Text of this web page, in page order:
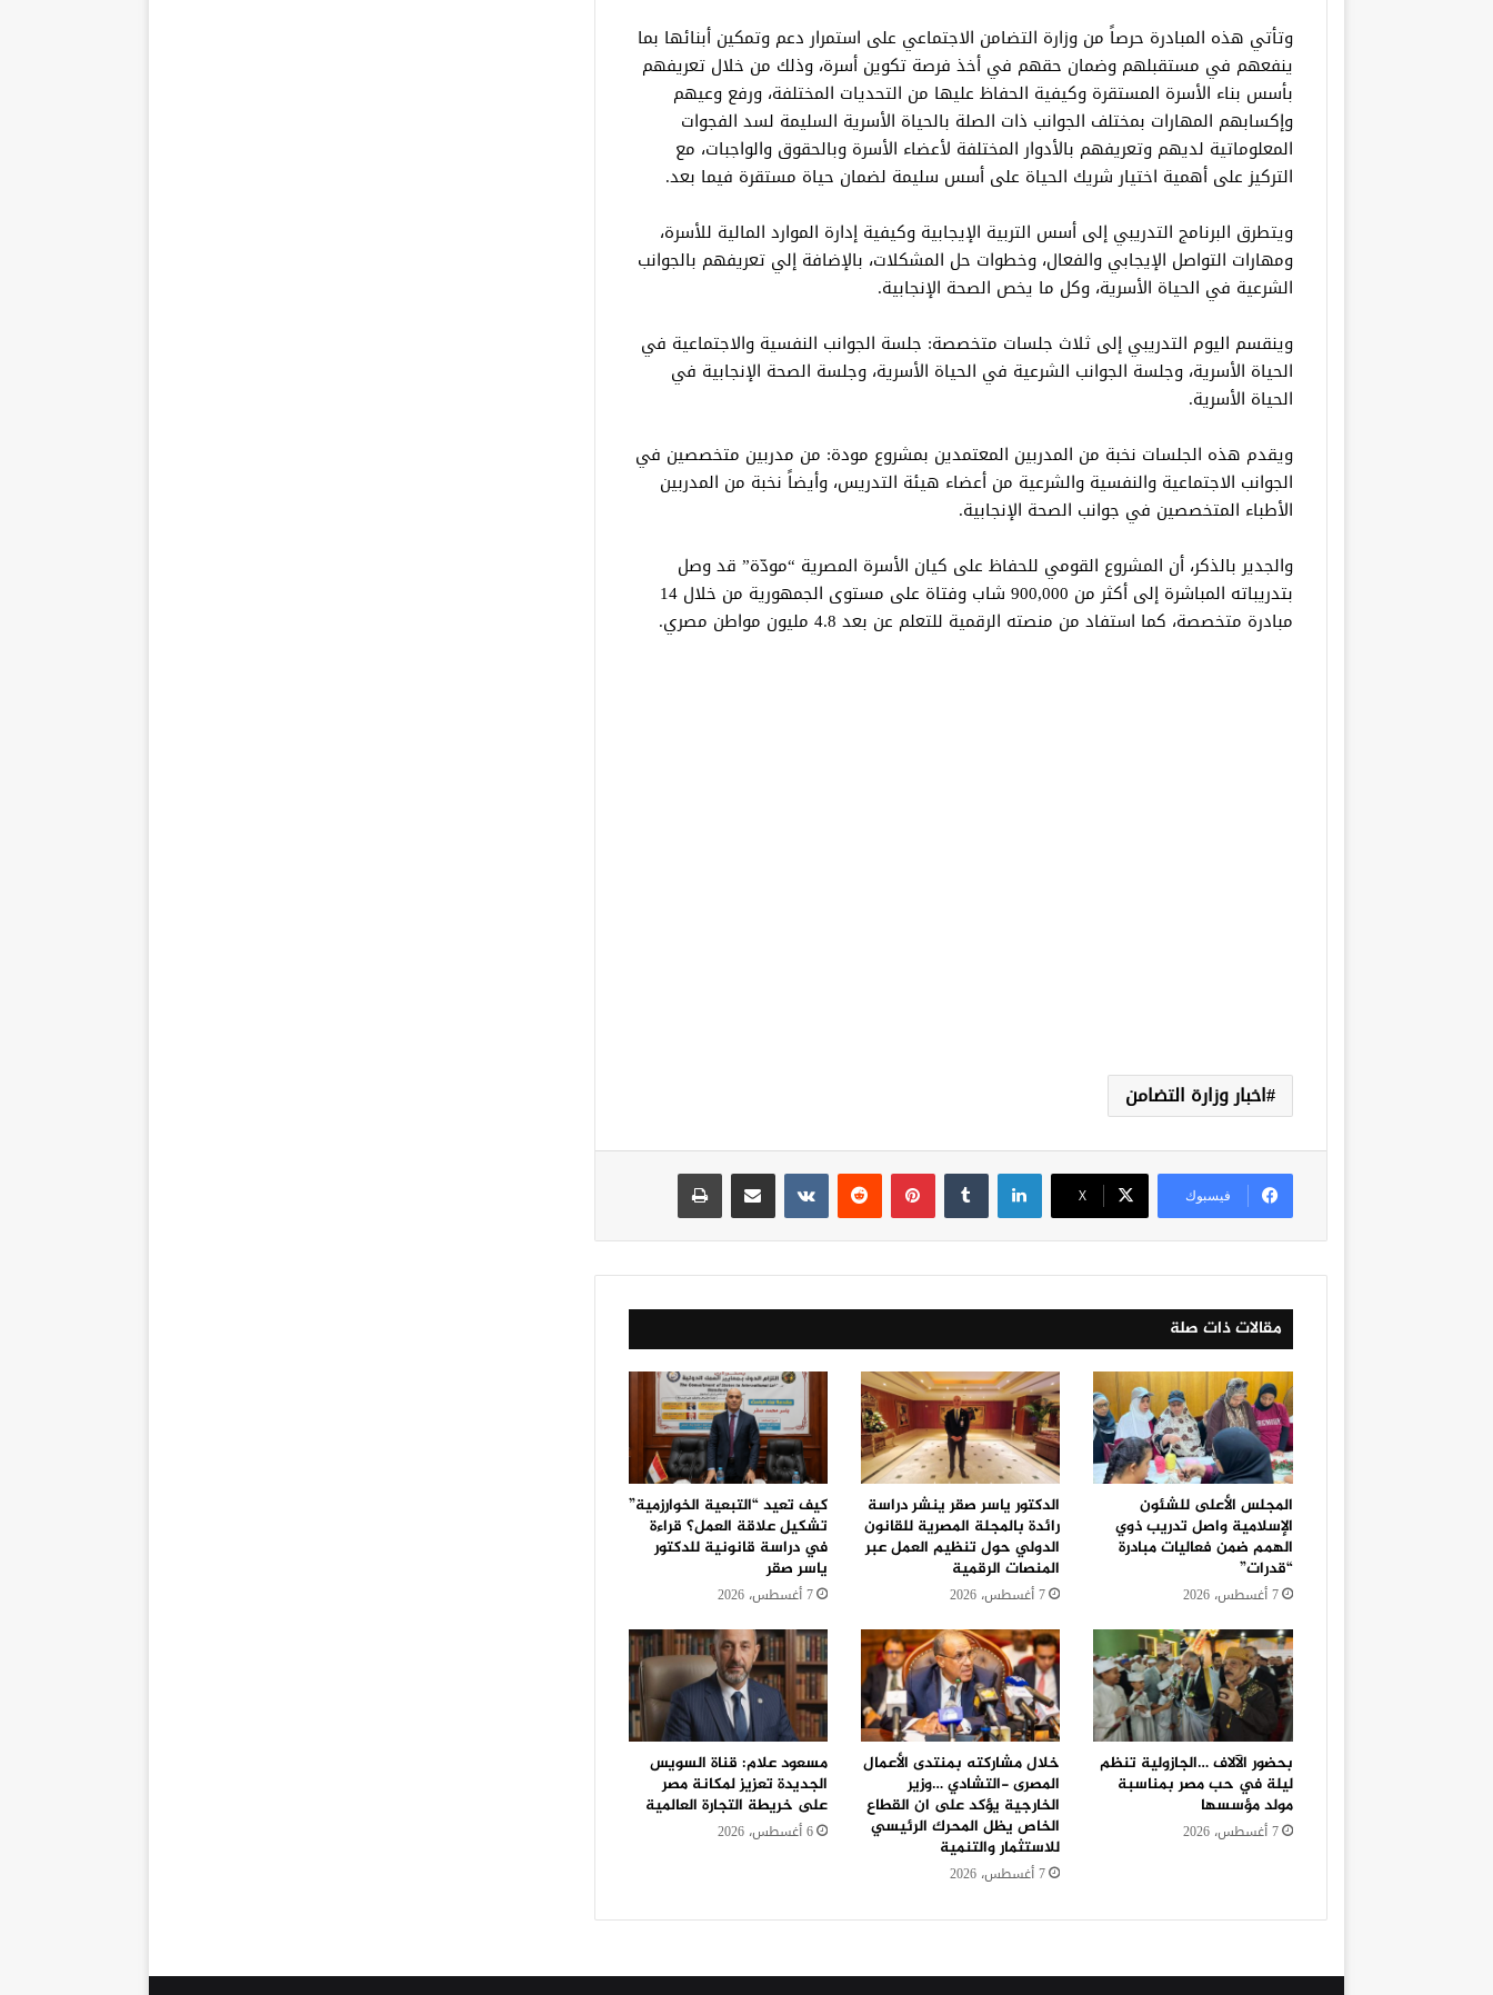
وتأتي هذه المبادرة حرصاً من وزارة التضامن الاجتماعي على استمرار دعم وتمكين أبنائها بما
ينفعهم في مستقبلهم وضمان حقهم في أخذ فرصة تكوين أسرة، وذلك من خلال تعريفهم
بأسس بناء الأسرة المستقرة وكيفية الحفاظ عليها من التحديات المختلفة، ورفع وعيهم
وإكسابهم المهارات بمختلف الجوانب ذات الصلة بالحياة الأسرية السليمة لسد الفجوات
المعلوماتية لديهم وتعريفهم بالأدوار المختلفة لأعضاء الأسرة وبالحقوق والواجبات، مع
التركيز على أهمية اختيار شريك الحياة على أسس سليمة لضمان حياة مستقرة فيما بعد.
ويتطرق البرنامج التدريبي إلى أسس التربية الإيجابية وكيفية إدارة الموارد المالية للأسرة،
ومهارات التواصل الإيجابي والفعال، وخطوات حل المشكلات، بالإضافة إلي تعريفهم بالجوانب
الشرعية في الحياة الأسرية، وكل ما يخص الصحة الإنجابية.
وينقسم اليوم التدريبي إلى ثلاث جلسات متخصصة: جلسة الجوانب النفسية والاجتماعية في
الحياة الأسرية، وجلسة الجوانب الشرعية في الحياة الأسرية، وجلسة الصحة الإنجابية في
الحياة الأسرية.
ويقدم هذه الجلسات نخبة من المدربين المعتمدين بمشروع مودة: من مدربين متخصصين في
الجوانب الاجتماعية والنفسية والشرعية من أعضاء هيئة التدريس، وأيضاً نخبة من المدربين
الأطباء المتخصصين في جوانب الصحة الإنجابية.
والجدير بالذكر، أن المشروع القومي للحفاظ على كيان الأسرة المصرية “مودّة” قد وصل
بتدريباته المباشرة إلى أكثر من 900,000 شاب وفتاة على مستوى الجمهورية من خلال 14
مبادرة متخصصة، كما استفاد من منصته الرقمية للتعلم عن بعد 4.8 مليون مواطن مصري.
اخبار وزارة التضامن
فيسبوك ‫X
لينكدإن بينتيريست
مقالات ذات صلة
المجلس الأعلى للشئون
الإسلامية واصل تدريب ذوي
الهمم ضمن فعاليات مبادرة
“قدرات”
7 أغسطس، 2026
الدكتور ياسر صقر ينشر دراسة
رائدة بالمجلة المصرية للقانون
الدولي حول تنظيم العمل عبر
المنصات الرقمية
7 أغسطس، 2026
كيف تعيد “التبعية الخوارزمية”
تشكيل علاقة العمل؟ قراءة
في دراسة قانونية للدكتور
ياسر صقر
7 أغسطس، 2026
بحضور الآلاف …الجازولية تنظم
ليلة في حب مصر بمناسبة
مولد مؤسسها
7 أغسطس، 2026
خلال مشاركته بمنتدى الأعمال
المصرى -التشادي …وزير
الخارجية يؤكد على ان القطاع
الخاص يظل المحرك الرئيسي
للاستثمار والتنمية
7 أغسطس، 2026
مسعود علام: قناة السويس
الجديدة تعزيز لمكانة مصر
على خريطة التجارة العالمية
6 أغسطس، 2026